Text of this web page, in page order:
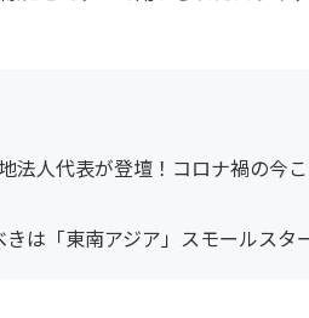
法人代表が登壇！コロナ禍の今
は「東南アジア」スモールスタ